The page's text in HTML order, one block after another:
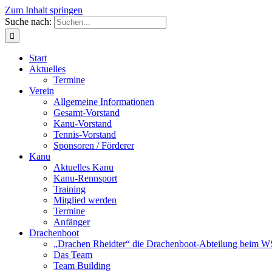
Zum Inhalt springen
Suche nach:
Start
Aktuelles
Termine
Verein
Allgemeine Informationen
Gesamt-Vorstand
Kanu-Vorstand
Tennis-Vorstand
Sponsoren / Förderer
Kanu
Aktuelles Kanu
Kanu-Rennsport
Training
Mitglied werden
Termine
Anfänger
Drachenboot
„Drachen Rheidter“ die Drachenboot-Abteilung beim
Das Team
Team Building